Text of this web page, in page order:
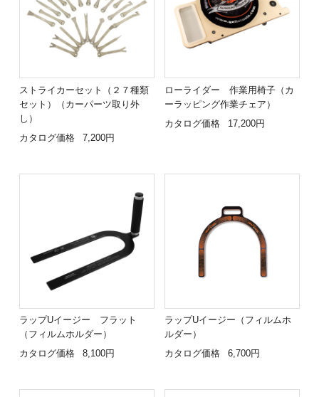
ストライカーセット（２７種類
セット）（カーパーツ取り外
し）
カタログ価格
7,200円
ローライダー 作業用椅子（カ
ーラッピング作業チェア）
カタログ価格
17,200円
ラップUイージー フラット
（フィルムホルダー）
カタログ価格
8,100円
ラップUイージー（フィルムホ
ルダー）
カタログ価格
6,700円